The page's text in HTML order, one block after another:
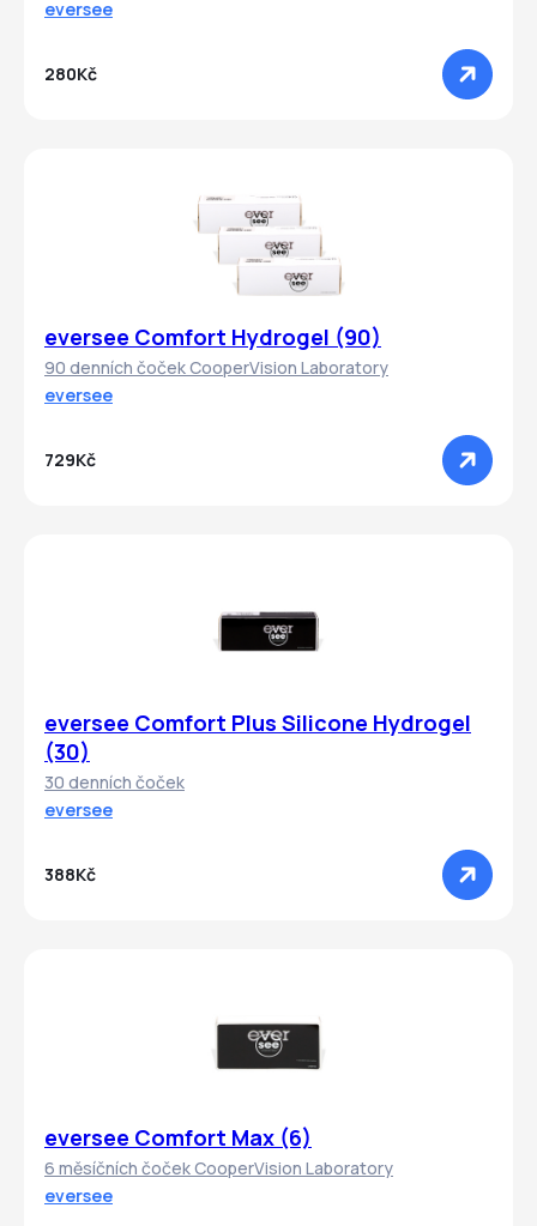
eversee
280Kč
eversee Comfort Hydrogel (90)
90 denních čoček CooperVision Laboratory
eversee
729Kč
eversee Comfort Plus Silicone Hydrogel
(30)
30 denních čoček
eversee
388Kč
eversee Comfort Max (6)
6 měsíčních čoček CooperVision Laboratory
eversee